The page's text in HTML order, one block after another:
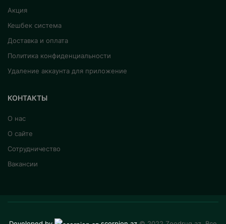
Акция
Кешбек система
Доставка и оплата
Политика конфиденциальности
Удаление аккаунта для приложение
КОНТАКТЫ
О нас
О сайте
Сотрудничество
Вакансии